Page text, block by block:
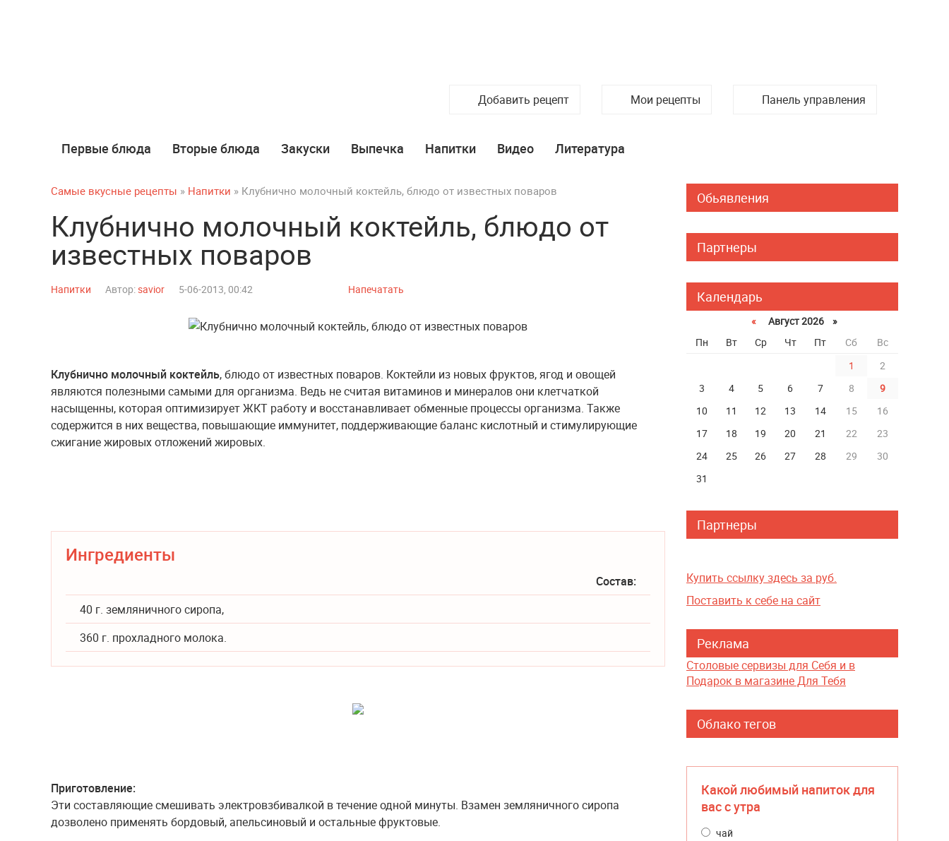
Панель управления
Мои рецепты
Добавить рецепт
Первые блюда Вторые блюда Закуски Выпечка Напитки Видео Литература
Самые вкусные рецепты » Напитки » Клубнично молочный коктейль, блюдо от известных поваров
Клубнично молочный коктейль, блюдо от
известных поваров
Напитки Автор:savior 5-06-2013, 00:42 Напечатать
Клубнично молочный коктейль, блюдо от известных поваров. Коктейли из новых фруктов, ягод и овощей
являются полезными самыми для организма. Ведь не считая витаминов и минералов они клетчаткой
насыщенны, которая оптимизирует ЖКТ работу и восстанавливает обменные процессы организма. Также
содержится в них вещества, повышающие иммунитет, поддерживающие баланс кислотный и стимулирующие
сжигание жировых отложений жировых.
Ингредиенты
Состав:
40 г. земляничного сиропа,
360 г. прохладного молока.
Приготовление:
Эти составляющие смешивать электровзбивалкой в течение одной минуты. Взамен земляничного сиропа
дозволено применять бордовый, апельсиновый и остальные фруктовые.
Обьявления
Партнеры
Календарь
«
Август 2026 »
Пн
Вт Ср Чт Пт Сб
Вс
1
2
3
4 5 6 7 8
9
10
11 12 13 14 15
16
17
18 19 20 21 22
23
24
25 26 27 28 29
30
31
Партнеры
Купить ссылку здесь за руб.
Поставить к себе на сайт
Реклама
Столовые сервизы для Себя и в
Подарок в магазине Для Тебя
Облако тегов
Какой любимый напиток для
вас с утра
чай